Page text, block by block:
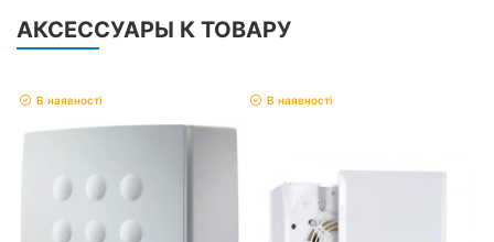
АКСЕССУАРЫ К ТОВАРУ
В наявності В наявності